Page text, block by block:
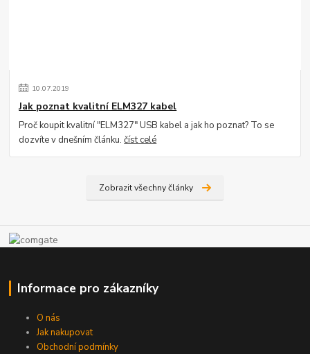
10.07.2019
Jak poznat kvalitní ELM327 kabel
Proč koupit kvalitní "ELM327" USB kabel a jak ho poznat? To se
dozvíte v dnešním článku.číst celé
Zobrazit všechny články
Informace pro zákazníky
O nás
Jak nakupovat
Obchodní podmínky